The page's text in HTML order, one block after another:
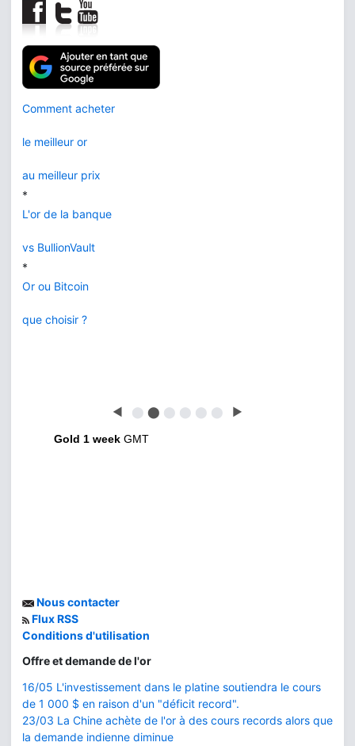
Comment acheter
le meilleur or
au meilleur prix
*
L'or de la banque
vs BullionVault
*
Or ou Bitcoin
que choisir ?
◀ ⬤ ⬤ ⬤ ⬤ ⬤ ⬤ ▶
Gold 1 week GMT
Nous contacter
Flux RSS
Conditions d'utilisation
Offre et demande de l'or
16/05 L'investissement dans le platine soutiendra le cours
de 1 000 $ en raison d'un "déficit record".
23/03 La Chine achète de l'or à des cours records alors que
la demande indienne diminue